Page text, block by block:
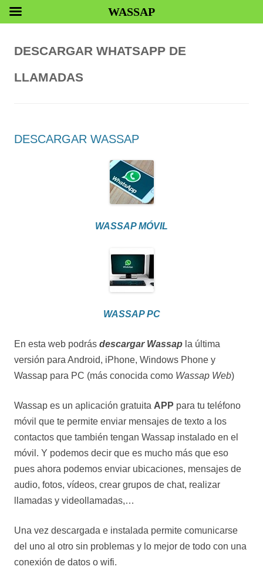
DESCARGAR WHATSAPP DE
LLAMADAS
DESCARGAR WASSAP
WASSAP MÓVIL
WASSAP PC
En esta web podrás descargar Wassap la última
versión para Android, iPhone, Windows Phone y
Wassap para PC (más conocida como Wassap Web)
Wassap es un aplicación gratuita APP para tu teléfono
móvil que te permite enviar mensajes de texto a los
contactos que también tengan Wassap instalado en el
móvil. Y podemos decir que es mucho más que eso
pues ahora podemos enviar ubicaciones, mensajes de
audio, fotos, vídeos, crear grupos de chat, realizar
llamadas y videollamadas,…
Una vez descargada e instalada permite comunicarse
del uno al otro sin problemas y lo mejor de todo con una
conexión de datos o wifi.
WASSAP